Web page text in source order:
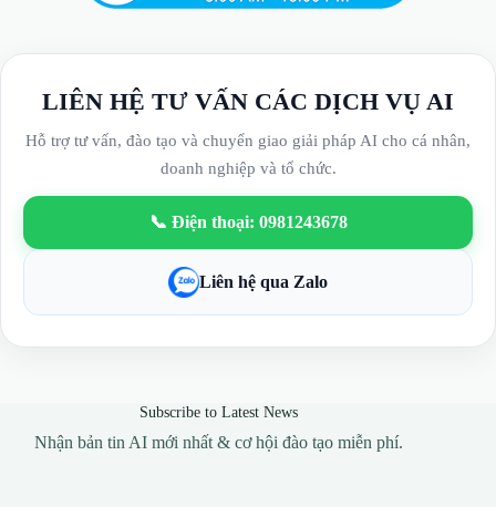
LIÊN HỆ TƯ VẤN CÁC DỊCH VỤ AI
Hỗ trợ tư vấn, đào tạo và chuyển giao giải pháp AI cho cá nhân,
doanh nghiệp và tổ chức.
📞 Điện thoại: 0981243678
Liên hệ qua Zalo
Subscribe to Latest News
Nhận bản tin AI mới nhất & cơ hội đào tạo miễn phí.